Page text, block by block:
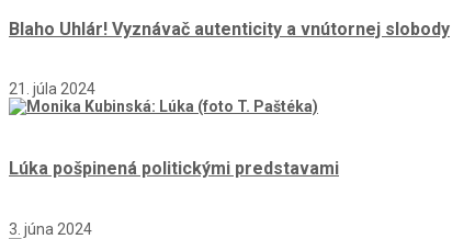
Blaho Uhlár! Vyznávač autenticity a vnútornej slobody
21. júla 2024
Lúka pošpinená politickými predstavami
3. júna 2024